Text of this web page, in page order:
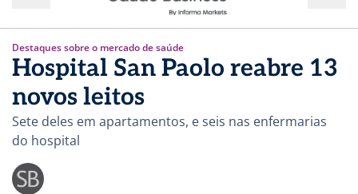
Destaques sobre o mercado de saúde
Hospital San Paolo reabre 13
novos leitos
Sete deles em apartamentos, e seis nas enfermarias
do hospital